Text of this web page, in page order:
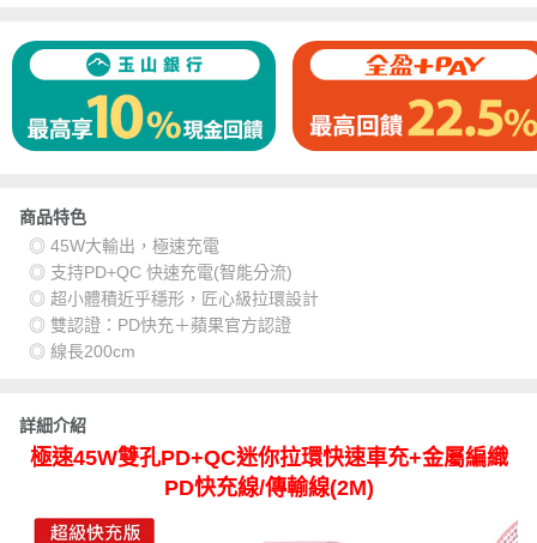
商品特色
◎ 45W大輸出，極速充電
◎ 支持PD+QC 快速充電(智能分流)
◎ 超小體積近乎穩形，匠心級拉環設計
◎ 雙認證：PD快充＋蘋果官方認證
◎ 線長200cm
詳細介紹
極速45W雙孔PD+QC迷你拉環快速車充+金屬編織
PD快充線/傳輸線(2M)